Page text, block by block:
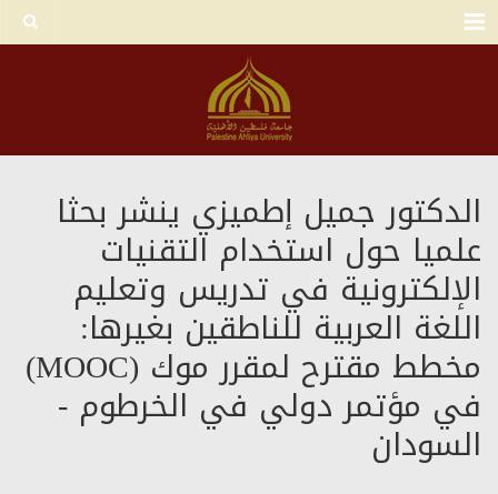
Menu
الدكتور جميل إطميزي ينشر بحثا
علميا حول استخدام التقنيات
الإلكترونية في تدريس وتعليم
اللغة العربية للناطقين بغيرها:
مخطط مقترح لمقرر موك (MOOC)
في مؤتمر دولي في الخرطوم -
السودان